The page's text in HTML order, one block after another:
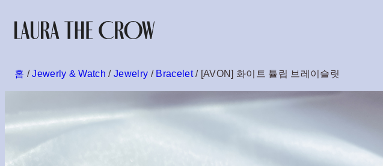
텐
로
로
가
홈 /Jewerly & Watch /Jewelry / Bracelet/ [AVON] 화이트 튤립 브레이슬릿